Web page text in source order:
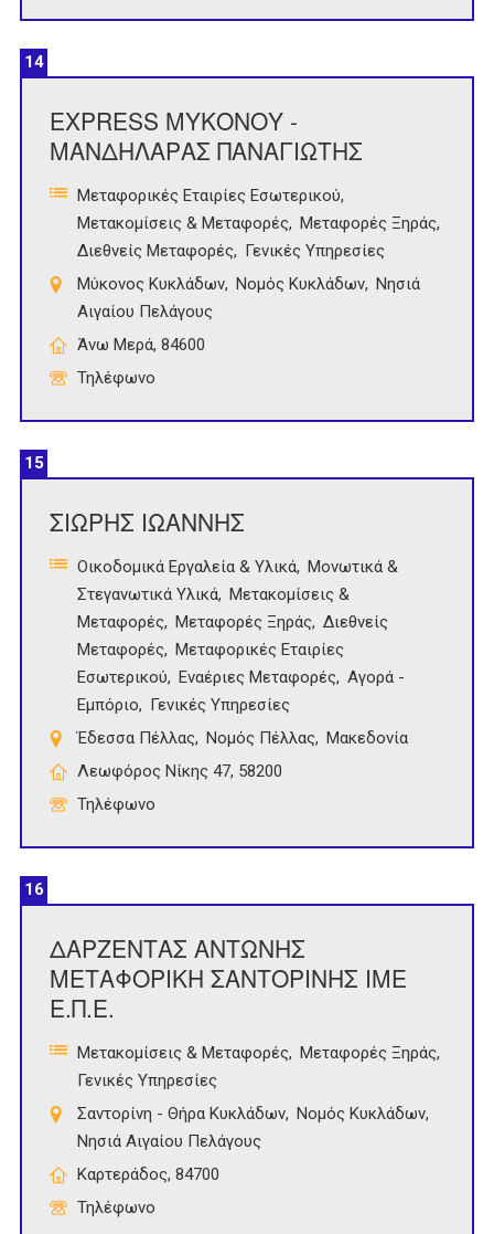
14
EXPRESS ΜΥΚΟΝΟΥ -
ΜΑΝΔΗΛΑΡΑΣ ΠΑΝΑΓΙΩΤΗΣ
Μεταφορικές Εταιρίες Εσωτερικού
Μετακομίσεις & Μεταφορές
Μεταφορές Ξηράς
Διεθνείς Μεταφορές
Γενικές Υπηρεσίες
Μύκονος Κυκλάδων
Νομός Κυκλάδων
Νησιά
Αιγαίου Πελάγους
Άνω Μερά, 84600
Τηλέφωνο
15
ΣΙΩΡΗΣ ΙΩΑΝΝΗΣ
Οικοδομικά Εργαλεία & Υλικά
Μονωτικά &
Στεγανωτικά Υλικά
Μετακομίσεις &
Μεταφορές
Μεταφορές Ξηράς
Διεθνείς
Μεταφορές
Μεταφορικές Εταιρίες
Εσωτερικού
Εναέριες Μεταφορές
Αγορά -
Εμπόριο
Γενικές Υπηρεσίες
Έδεσσα Πέλλας
Νομός Πέλλας
Μακεδονία
Λεωφόρος Νίκης 47, 58200
Τηλέφωνο
16
ΔΑΡΖΕΝΤΑΣ ΑΝΤΩΝΗΣ
ΜΕΤΑΦΟΡΙΚΗ ΣΑΝΤΟΡΙΝΗΣ ΙΜΕ
Ε.Π.Ε.
Μετακομίσεις & Μεταφορές
Μεταφορές Ξηράς
Γενικές Υπηρεσίες
Σαντορίνη - Θήρα Κυκλάδων
Νομός Κυκλάδων
Νησιά Αιγαίου Πελάγους
Καρτεράδος, 84700
Τηλέφωνο